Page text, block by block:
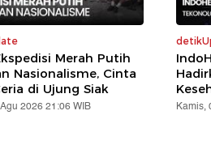
Merah Putih
Nasionalisme, Cinta
di Ujung Siak
2026 21:06 WIB
Kamis,